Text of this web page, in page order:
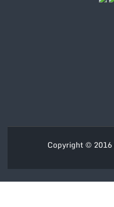
Copyright © 2016